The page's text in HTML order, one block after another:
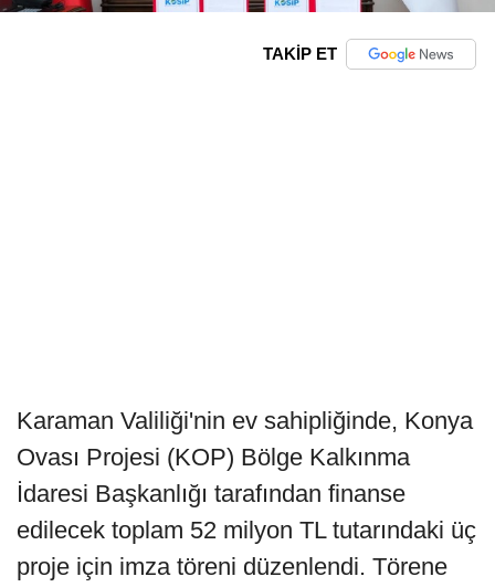
TAKİP ET
Karaman Valiliği'nin ev sahipliğinde, Konya
Ovası Projesi (KOP) Bölge Kalkınma
İdaresi Başkanlığı tarafından finanse
edilecek toplam 52 milyon TL tutarındaki üç
proje için imza töreni düzenlendi. Törene